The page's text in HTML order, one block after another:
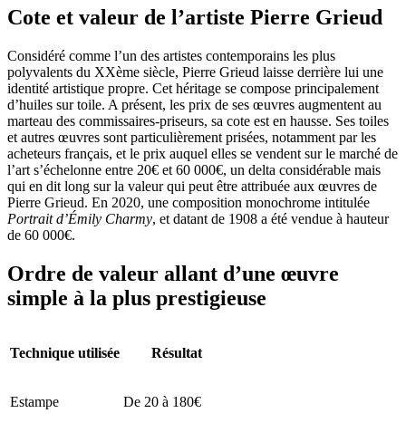
Cote et valeur de l’artiste Pierre Grieud
Considéré comme l’un des artistes contemporains les plus
polyvalents du XXème siècle, Pierre Grieud laisse derrière lui une
identité artistique propre. Cet héritage se compose principalement
d’huiles sur toile. A présent, les prix de ses œuvres augmentent au
marteau des commissaires-priseurs, sa cote est en hausse. Ses toiles
et autres œuvres sont particulièrement prisées, notamment par les
acheteurs français, et le prix auquel elles se vendent sur le marché de
l’art s’échelonne entre 20€ et 60 000€, un delta considérable mais
qui en dit long sur la valeur qui peut être attribuée aux œuvres de
Pierre Grieud. En 2020, une composition monochrome intitulée
Portrait d’Émily Charmy, et datant de 1908 a été vendue à hauteur
de 60 000€.
Ordre de valeur allant d’une œuvre
simple à la plus prestigieuse
Technique utilisée Résultat
Estampe De 20 à 180€